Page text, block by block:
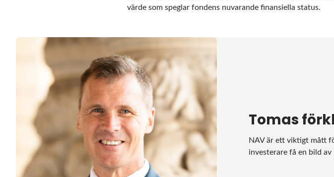
värde som speglar fondens nuvarande finansiella status.
Tomas
NAV är ett viktigt mått
investerare få en bild